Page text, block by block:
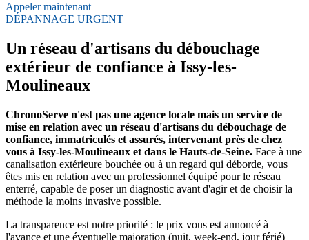
Appeler maintenant
DÉPANNAGE URGENT
Un réseau d'artisans du débouchage
extérieur de confiance à Issy-les-
Moulineaux
ChronoServe n'est pas une agence locale mais un service de
mise en relation avec un réseau d'artisans du débouchage de
confiance, immatriculés et assurés, intervenant près de chez
vous à Issy-les-Moulineaux et dans le Hauts-de-Seine. Face à une
canalisation extérieure bouchée ou à un regard qui déborde, vous
êtes mis en relation avec un professionnel équipé pour le réseau
enterré, capable de poser un diagnostic avant d'agir et de choisir la
méthode la moins invasive possible.
La transparence est notre priorité : le prix vous est annoncé à
l'avance et une éventuelle majoration (nuit, week-end, jour férié)